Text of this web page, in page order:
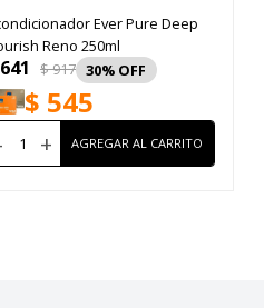
Ever Pure Deep
Reno 250ml
641 $917 30
$ 545
+